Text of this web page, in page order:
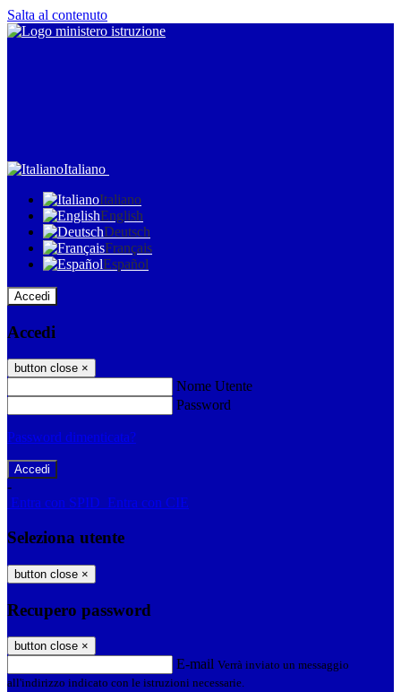
Salta al contenuto
Italiano
Italiano
English
Deutsch
Français
Español
Accedi
Accedi
button close ×
Nome Utente
Password
Password dimenticata?
-
Entra con SPID Entra con CIE
Seleziona utente
button close ×
Recupero password
button close ×
E-mail Verrà inviato un messaggio
all'indirizzo indicato con le istruzioni necessarie.